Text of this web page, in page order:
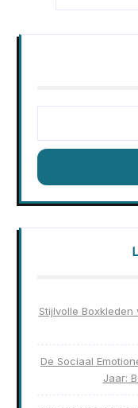
Stijlvolle
De Sociaal
Jaar: